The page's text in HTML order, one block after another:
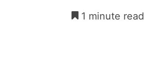
1 minute read